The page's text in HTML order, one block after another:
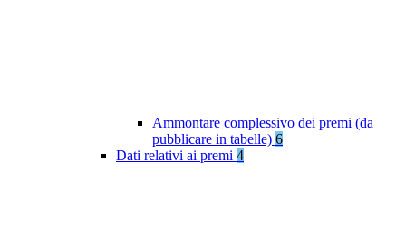
Ammontare complessivo dei premi (da
pubblicare in tabelle) 6
Dati relativi ai premi 4